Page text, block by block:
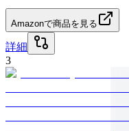
Amazonで商品を見る
詳細
3